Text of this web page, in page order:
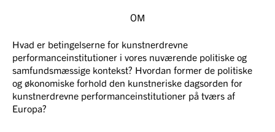
OM
Hvad er betingelserne for kunstnerdrevne
performanceinstitutioner i vores nuværende politiske og
samfundsmæssige kontekst? Hvordan former de politiske
og økonomiske forhold den kunstneriske dagsorden for
kunstnerdrevne performanceinstitutioner på tværs af
Europa?